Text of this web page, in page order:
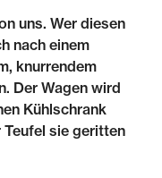
uns. Wer diesen
nach einem
knurrendem
Der Wagen wird
Kühlschrank
sie geritten